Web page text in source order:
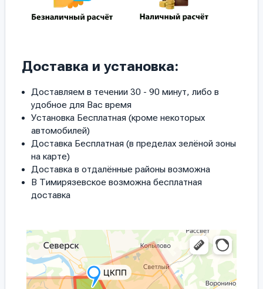
Доставка и установка:
Доставляем в течении 30 - 90 минут, либо в
удобное для Вас время
Установка Бесплатная (кроме некоторых
автомобилей)
Доставка Бесплатная (в пределах зелёной зоны
на карте)
Доставка в отдалённые районы возможна
В Тимирязевское возможна бесплатная
доставка